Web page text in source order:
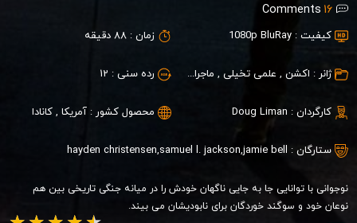
16
Comments
کیفیت : 1080p BluRay زمان : 88 دقیقه
ژانر : اکشن , علمی تخیلی , ماجراجویی ,هیجان انگیز
رده سنی : 12
کارگردان : Doug Liman محصول کشور : آمریکا, کانادا
ستارگان : hayden christensen,samuel l. jackson,jamie bell
نوجوانی با توانایی جا به جایی ناگهان خودش را در میانه جنگی تاریخی بین هم
نوعان خود و سوگند خوردگان برای نابودیشان می بیند.